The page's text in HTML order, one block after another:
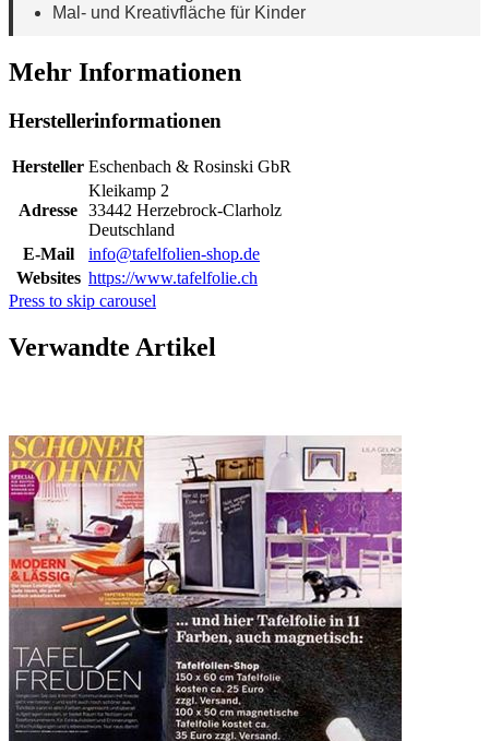
Mal- und Kreativfläche für Kinder
Mehr Informationen
Herstellerinformationen
Hersteller Eschenbach & Rosinski GbR
Adresse
Kleikamp 2
33442 Herzebrock-Clarholz
Deutschland
E-Mail
info@tafelfolien-shop.de
Websites https://www.tafelfolie.ch
Press to skip carousel
Verwandte Artikel